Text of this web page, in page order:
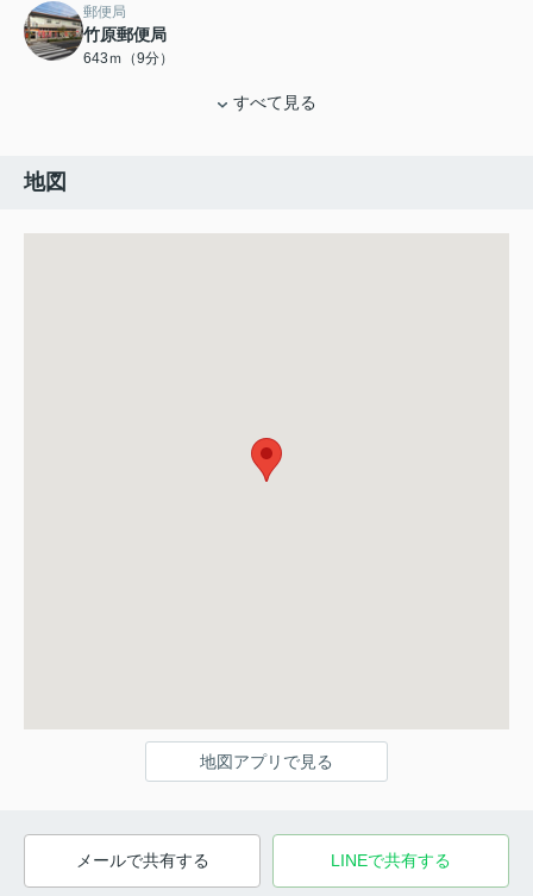
郵便局
竹原郵便局
643ｍ（9分）
すべて見る
地図
地図アプリで見る
メールで共有する LINEで共有する